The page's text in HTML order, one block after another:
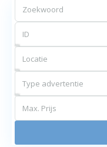
Locatie
Type advertentie
Max. Prijs